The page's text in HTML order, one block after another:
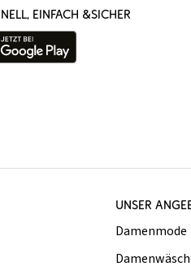
EINFACH &SICHER
UNSER
Damenmode